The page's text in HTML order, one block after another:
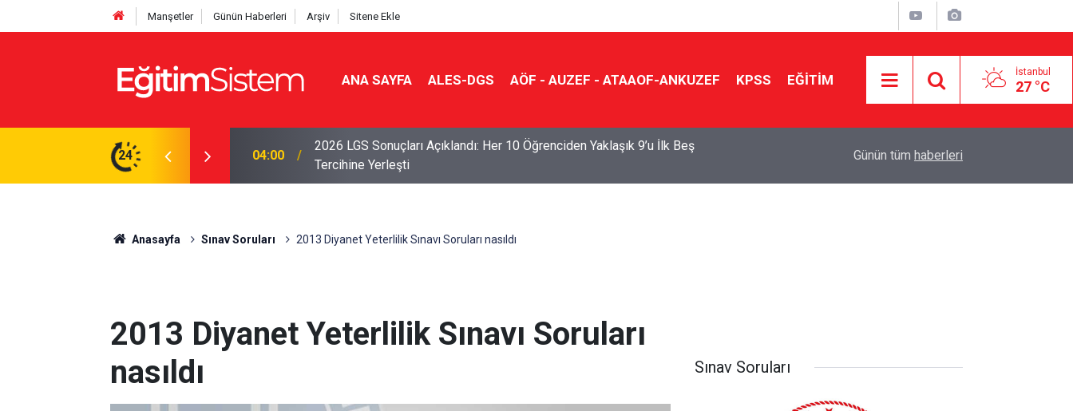
Manşetler Günün Haberleri Arşiv Sitene Ekle
ANA SAYFA ALES-DGS AÖF - AUZEF - ATAAOF-ANKUZEF KPSS EĞİTİM İstanbul
27 °C
24
Sınavla Alan Liseler Yüzde 95,76
04:00
2026 LGS Sonuçları Açıklandı: Her 10 Öğrenciden Yaklaşık 9’u İlk Beş
Tercihine Yerleşti
Yönlendiriyor?
Günün tüm haberleri
Anasayfa Sınav Soruları 2013 Diyanet Yeterlilik Sınavı Soruları nasıldı
2013 Diyanet Yeterlilik Sınavı Soruları
nasıldı
Sınav Soruları